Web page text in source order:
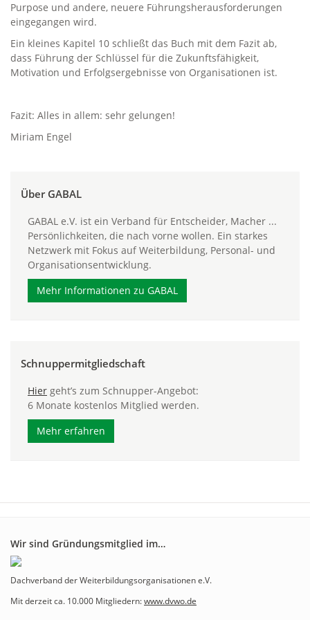
Purpose und andere, neuere Führungsherausforderungen
eingegangen wird.
Ein kleines Kapitel 10 schließt das Buch mit dem Fazit ab,
dass Führung der Schlüssel für die Zukunftsfähigkeit,
Motivation und Erfolgsergebnisse von Organisationen ist.
Fazit: Alles in allem: sehr gelungen!
Miriam Engel
Über GABAL
GABAL e.V. ist ein Verband für Entscheider, Macher ...
Persönlichkeiten, die nach vorne wollen. Ein starkes
Netzwerk mit Fokus auf Weiterbildung, Personal- und
Organisationsentwicklung.
Mehr Informationen zu GABAL
Schnuppermitgliedschaft
Hier geht’s zum Schnupper-Angebot:
6 Monate kostenlos Mitglied werden.
Mehr erfahren
Wir sind Gründungsmitglied im…
Dachverband der Weiterbildungsorganisationen e.V.
Mit derzeit ca. 10.000 Mitgliedern:www.dvwo.de